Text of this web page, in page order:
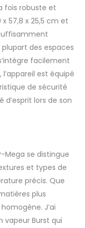
Royaume-
le jour
Iron Press
Le premier
européen
à repasser,
coudre et
depuis
fois robuste et
57,8 x 25,5 cm et
des espaces
facilement
est équipé
de sécurité
lors de son
Mega se distingue
et types de
précis. Que
plus
J’ai
Burst qui